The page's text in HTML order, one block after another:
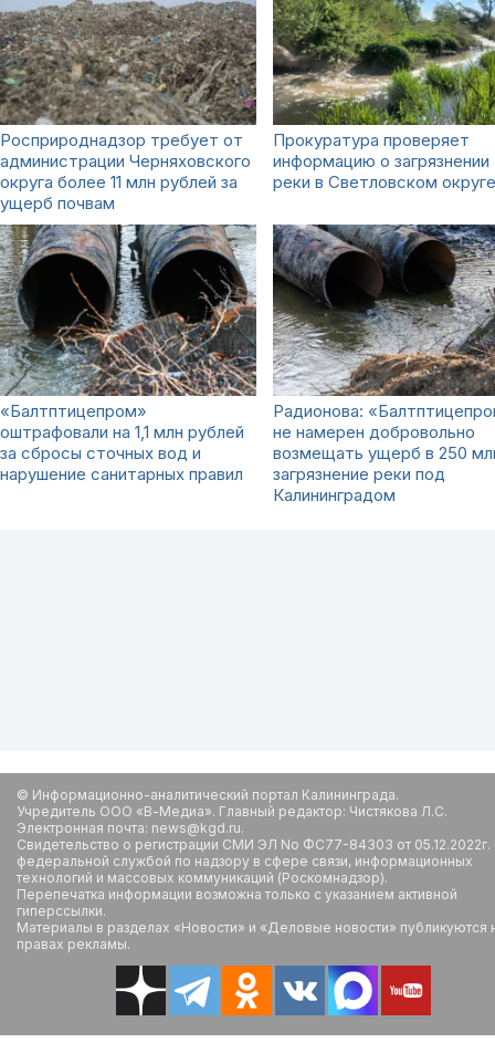
Росприроднадзор требует от
администрации Черняховского
округа более 11 млн рублей за
ущерб почвам
Прокуратура проверяет
информацию о загрязнении
реки в Светловском округе
«Балтптицепром»
оштрафовали на 1,1 млн рублей
за сбросы сточных вод и
нарушение санитарных правил
Радионова:
не намерен добровольно
возмещать ущерб в 250
загрязнение реки под
Калининградом
© Информационно-аналитический портал Калининграда.
Учредитель ООО «В-Медиа». Главный редактор: Чистякова Л.С.
Электронная почта: news@kgd.ru.
Свидетельство о регистрации СМИ ЭЛ No ФС77-84303 от
федеральной службой по надзору в сфере связи, информационных
технологий и массовых коммуникаций (Роскомнадзор).
Перепечатка информации возможна только с указанием активной
гиперссылки.
Материалы в разделах «Новости» и «Деловые новости» публикуются
правах рекламы.